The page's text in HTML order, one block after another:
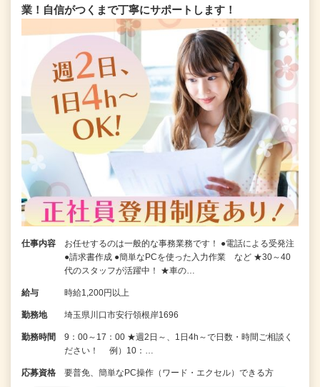
業！自信がつくまで丁寧にサポートします！
仕事内容
お任せするのは一般的な事務業務です！ ●電話による受発注
●請求書作成 ●簡単なPCを使った入力作業 など ★30～40
代のスタッフが活躍中！ ★車の…
給与 時給1,200円以上
勤務地 埼玉県川口市安行領根岸1696
勤務時間
9：00～17：00 ★週2日～、1日4h～で日数・時間ご相談く
ださい！ 例）10：…
応募資格 要普免、簡単なPC操作（ワード・エクセル）できる方